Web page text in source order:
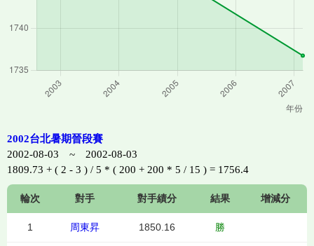
2002台北暑期晉段賽
2002-08-03 ~ 2002-08-03
1809.73 + ( 2 - 3 ) / 5 * ( 200 + 200 * 5 / 15 ) = 1756.4
輪次 對手 對手績分 結果 增減分
1 周東昇 1850.16 勝